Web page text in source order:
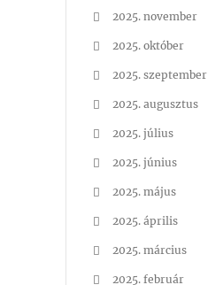
2025. november
2025. október
2025. szeptember
2025. augusztus
2025. július
2025. június
2025. május
2025. április
2025. március
2025. február